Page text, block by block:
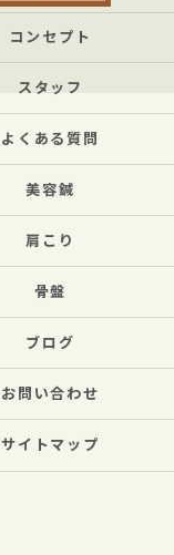
コンセプト
スタッフ
よくある質問
美容鍼
肩こり
骨盤
ブログ
お問い合わせ
サイトマップ